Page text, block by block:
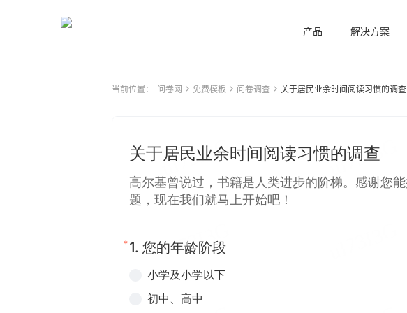
产品 解决方案
当前位置： 问卷网 免费模板 问卷调查 关于居民业余时间阅读习惯的调查